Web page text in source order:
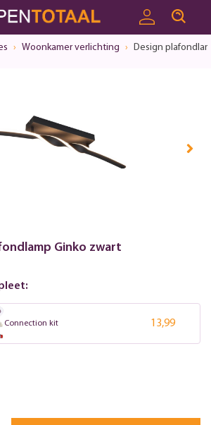
Woonkamer verlichting Design
Ginko zwart
Connection kit 13,99